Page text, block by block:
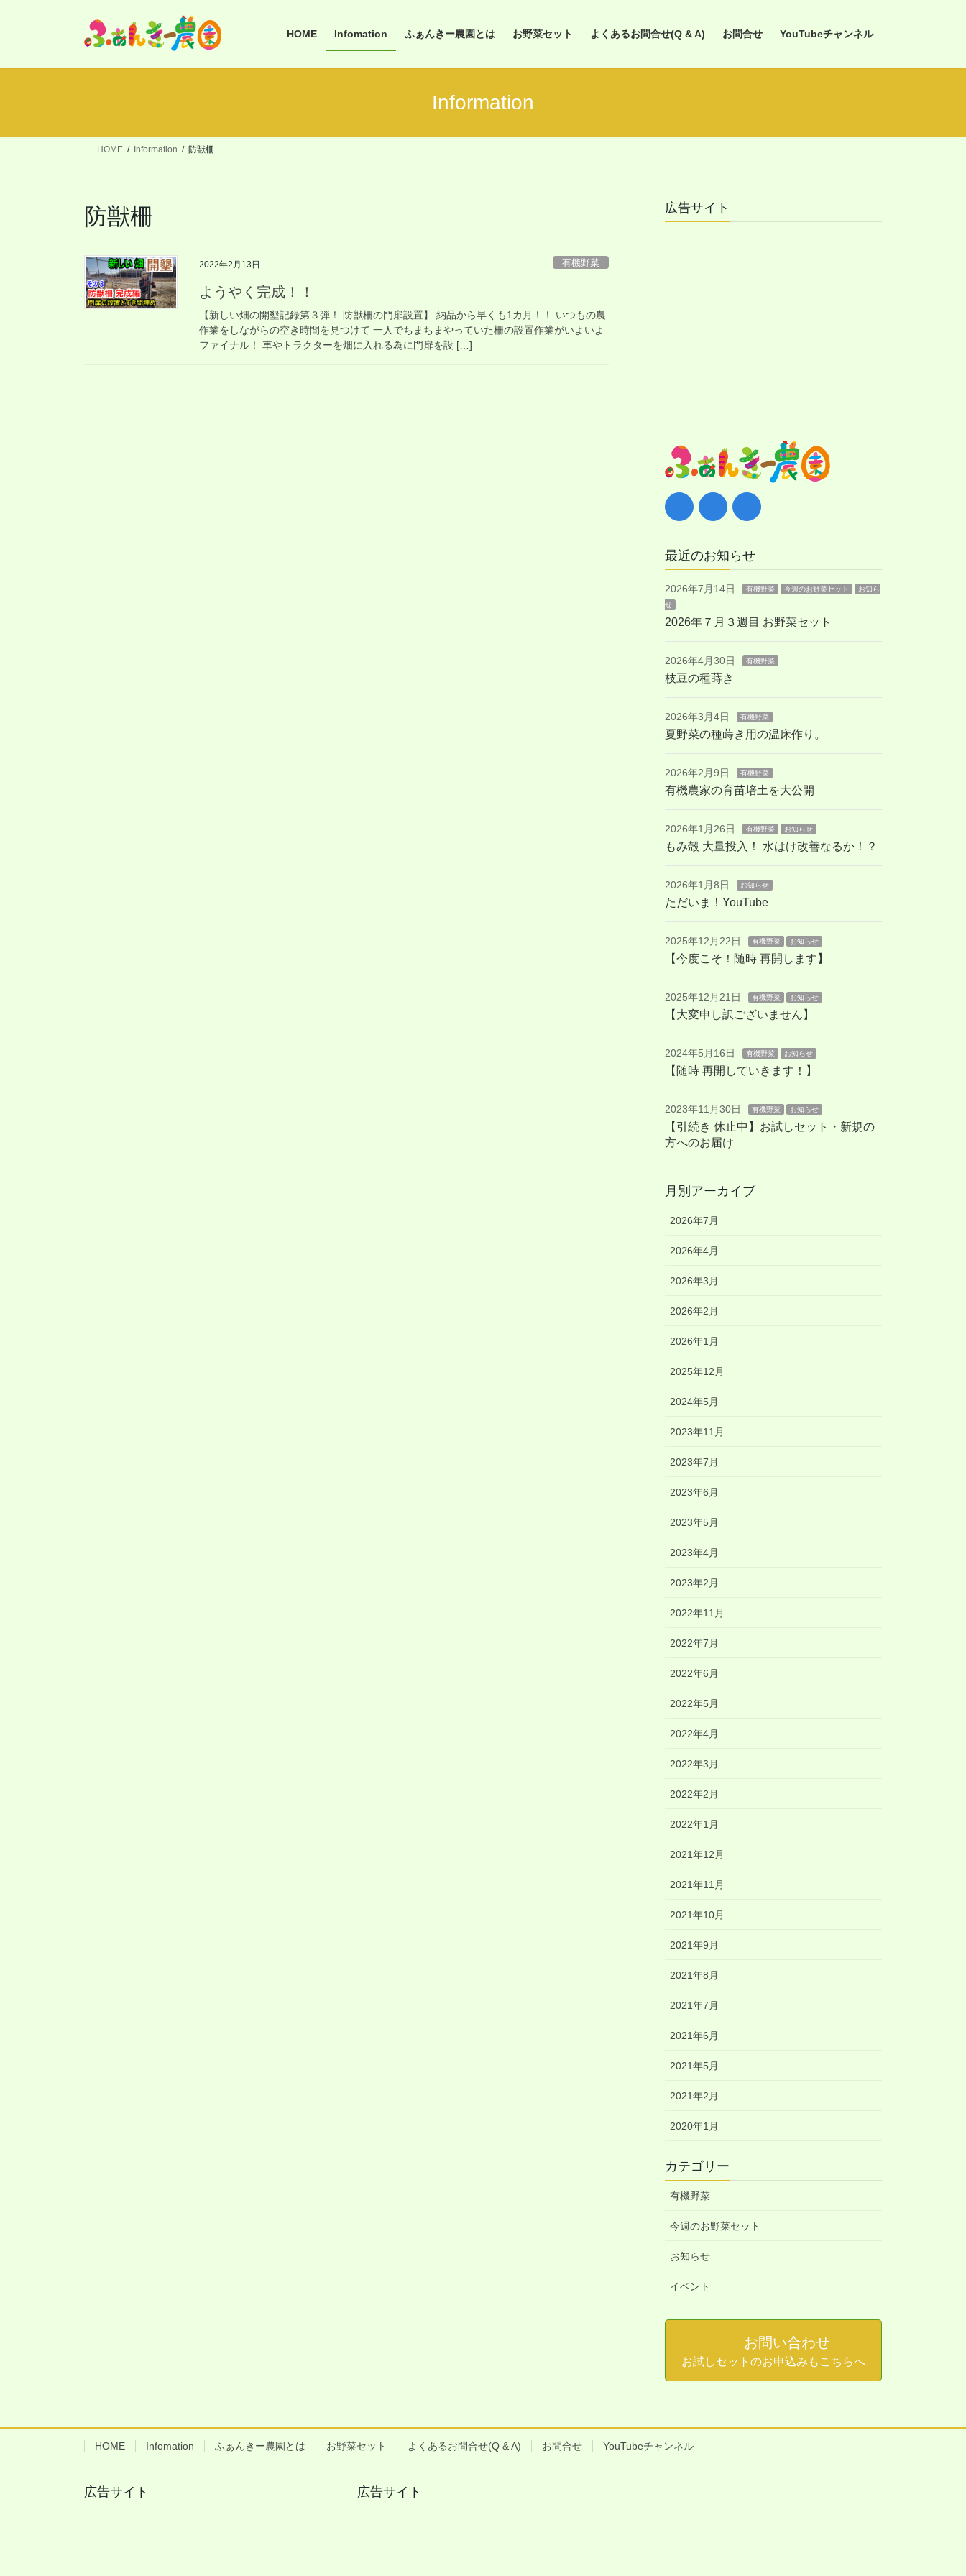
HOME Infomation ふぁんきー農園とは お野菜セット よくあるお問合せ(Q & A) お問合せ YouTubeチャンネル
Information
HOME Information 防獣柵
防獣柵
2022年2月13日 有機野菜
ようやく完成！！
【新しい畑の開墾記録第３弾！ 防獣柵の門扉設置】 納品から早くも1カ月！！ いつもの農
作業をしながらの空き時間を見つけて 一人でちまちまやっていた柵の設置作業がいよいよ
ファイナル！ 車やトラクターを畑に入れる為に門扉を設 […]
広告サイト
最近のお知らせ
2026年7月14日 有機野菜 今週のお野菜セット
お知ら
せ
2026年７月３週目 お野菜セット
2026年4月30日 有機野菜
枝豆の種蒔き
2026年3月4日 有機野菜
夏野菜の種蒔き用の温床作り。
2026年2月9日 有機野菜
有機農家の育苗培土を大公開
2026年1月26日 有機野菜 お知らせ
もみ殻 大量投入！ 水はけ改善なるか！？
2026年1月8日 お知らせ
ただいま！YouTube
2025年12月22日 有機野菜 お知らせ
【今度こそ！随時 再開します】
2025年12月21日 有機野菜 お知らせ
【大変申し訳ございません】
2024年5月16日 有機野菜 お知らせ
【随時 再開していきます！】
2023年11月30日 有機野菜 お知らせ
【引続き 休止中】お試しセット・新規の
方へのお届け
月別アーカイブ
2026年7月
2026年4月
2026年3月
2026年2月
2026年1月
2025年12月
2024年5月
2023年11月
2023年7月
2023年6月
2023年5月
2023年4月
2023年2月
2022年11月
2022年7月
2022年6月
2022年5月
2022年4月
2022年3月
2022年2月
2022年1月
2021年12月
2021年11月
2021年10月
2021年9月
2021年8月
2021年7月
2021年6月
2021年5月
2021年2月
2020年1月
カテゴリー
有機野菜
今週のお野菜セット
お知らせ
イベント
お問い合わせ
お試しセットのお申込みもこちらへ
HOME Infomation ふぁんきー農園とは お野菜セット よくあるお問合せ(Q & A) お問合せ YouTubeチャンネル
広告サイト 広告サイト